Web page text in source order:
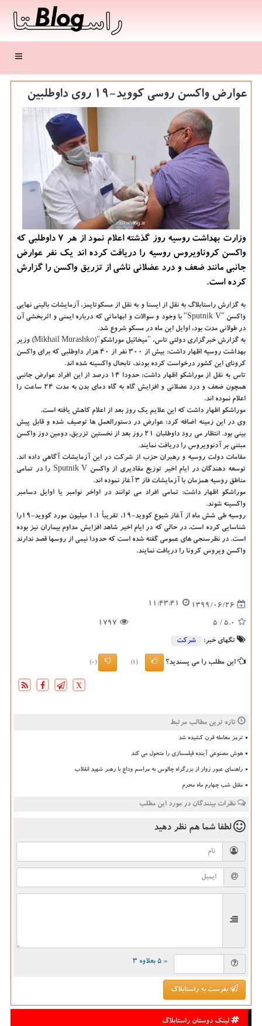
منو
عوارض واكسن روسی كووید-19 روی داوطلبین
وزارت بهداشت روسیه روز گذشته اعلام نمود از هر 7 داوطلبی كه
واكسن كروناویروس روسیه را دریافت كرده اند یك نفر عوارض
جانبی مانند ضعف و درد عضلانی ناشی از تزریق واكسن را گزارش
كرده است.
به گزارش راستابلاگ به نقل از ایسنا و به نقل از مسکوتایمز، آزمایشات بالینی نهایی
واکسن "Sputnik V" با وجود و سوالات و ابهاماتی که درباره ایمنی و اثربخشی آن
در طولانی مدت بود، اوایل این ماه در مسکو شروع شد.
به گزارش خبرگزاری دولتی تاس، "میخائیل موراشکو"(Mikhail Murashko) وزیر
بهداشت روسیه اظهار داشت: بیش از ۳۰۰ نفر از ۴۰ هزار داوطلبی که برای واکسن
کرونای این کشور درخواست کرده بودند، تابحال واکسینه شده اند.
تاس به نقل از موراشکو اظهار داشت: حدودا ۱۴ درصد از این افراد عوارض جانبی
همچون ضعف و درد عضلانی و افزایش گاه به گاه دمای بدن به مدت ۲۴ ساعت را
اعلام نموده اند.
موراشکو اظهار داشت که این علایم یک روز بعد از اعلام کاهش یافته است.
وی در این زمینه اضافه کرد: عوارض در دستورالعمل ها توصیف شده و قابل پیش
بینی بود. انتظار می رود داوطلبان ۲۱ روز بعد از نخستین تزریق، دومین دوز واکسن
مبتنی بر آدنوویروس را دریافت نمایند.
مقامات دولت روسیه و رهبران حزب از شرکت در این آزمایشات آگاهی داده اند.
توسعه دهندگان در ایام اخیر توزیع مقادیری از واکسن Sputnik V را در تمامی
مناطق روسیه همزمان با آزمایشات فاز ۳ آغاز نموده اند.
موراشکو اظهار داشت: تمامی افراد می توانند در اواخر نوامبر یا اوایل دسامبر
واکسینه شوند.
روسیه طی شش ماه از آغاز شیوع کووید-۱۹، تقریباً ۱.۱ میلیون مورد کووید-۱۹را
شناسایی کرده است، در حالی که در ایام اخیر شاهد افزایش مداوم بیماران نیز بوده
است. در نظرسنجی های عمومی گفته شده است که حدودا نیمی از روسها قصد ندارند
واکسن ویروس کرونا را دریافت نمایند.
1399/06/26
11:43:41
5.0
/ 5
1797
تگهای خبر: شركت
این مطلب را می پسندید؟ (1)
(0)
X
تازه ترین مطالب مرتبط
ترمز معامله قرن کشیده شد
هوش مصنوعی آینده فیلمسازی را متحول می کند
راهنمای عبور زوار از بزرگراه چالوس به مراسم وداع با رهبر شهید انقلاب
مقتل شب چهارم ماه محرم
نظرات بینندگان در مورد این مطلب
لطفا شما هم نظر دهید
= ۵ بعلاوه ۳
بفرست به راستابلاگ
لینک دوستان راستابلاگ